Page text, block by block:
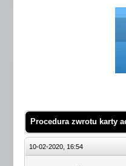
Procedura zwrotu karty
10-02-2020, 16:54